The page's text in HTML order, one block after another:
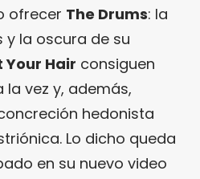
ofrecer The Drums: la
y la oscura de su
Your Hair consiguen
vez y, además,
hedonista
Lo dicho queda
en su nuevo video